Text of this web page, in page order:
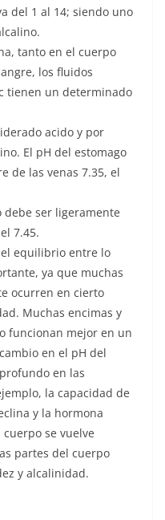
del 1 al 14; siendo uno
tanto en el cuerpo
los fluidos
tienen un determinado
acido y por
El pH del estomago
de las venas 7.35, el
debe ser ligeramente
7.45.
equilibrio entre lo
ya que muchas
ocurren en cierto
Muchas encimas y
funcionan mejor en un
en el pH del
en las
la capacidad de
y la hormona
se vuelve
partes del cuerpo
y alcalinidad.